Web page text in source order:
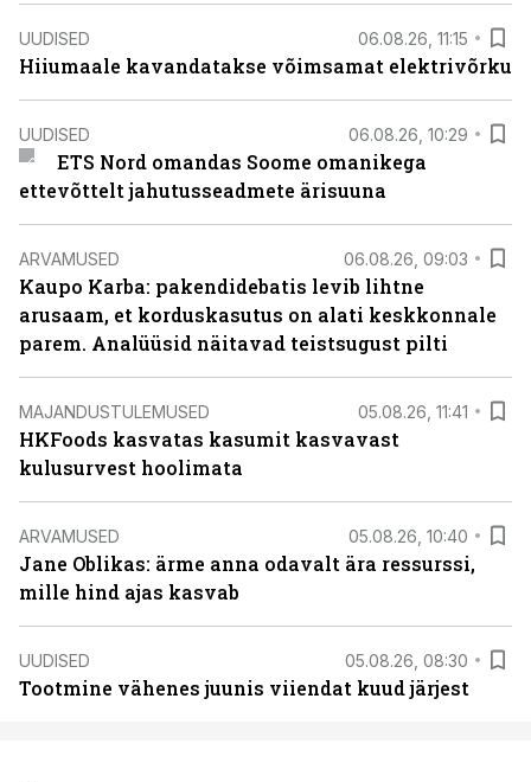
UUDISED 06.08.26, 11:15
Hiiumaale kavandatakse võimsamat elektrivõrku
UUDISED 06.08.26, 10:29
ETS Nord omandas Soome omanikega
ettevõttelt jahutusseadmete ärisuuna
ARVAMUSED 06.08.26, 09:03
Kaupo Karba: pakendidebatis levib lihtne
arusaam, et korduskasutus on alati keskkonnale
parem. Analüüsid näitavad teistsugust pilti
MAJANDUSTULEMUSED 05.08.26, 11:41
HKFoods kasvatas kasumit kasvavast
kulusurvest hoolimata
ARVAMUSED 05.08.26, 10:40
Jane Oblikas: ärme anna odavalt ära ressurssi,
mille hind ajas kasvab
UUDISED 05.08.26, 08:30
Tootmine vähenes juunis viiendat kuud järjest